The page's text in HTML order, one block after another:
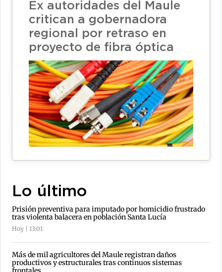
Ex autoridades del Maule
critican a gobernadora
regional por retraso en
proyecto de fibra óptica
Lo último
Prisión preventiva para imputado por homicidio frustrado
tras violenta balacera en población Santa Lucía
Hoy | 13:01
Más de mil agricultores del Maule registran daños
productivos y estructurales tras continuos sistemas